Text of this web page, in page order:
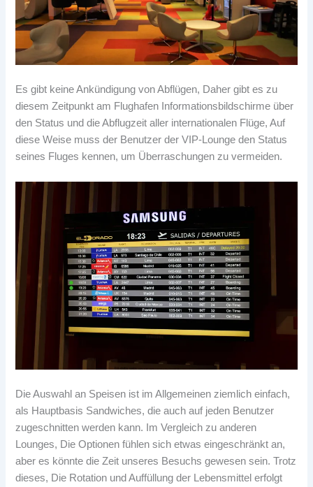
Es gibt keine Ankündigung von Abflügen, Daher gibt es zu
diesem Zeitpunkt am Flughafen Informationsbildschirme über
den Status und die Abflugzeit aller internationalen Flüge, Auf
diese Weise muss der Benutzer der VIP-Lounge den Status
seines Fluges kennen, um Überraschungen zu vermeiden.
Die Auswahl an Speisen ist im Allgemeinen ziemlich einfach,
als Hauptbasis Sandwiches, die auch auf jeden Benutzer
zugeschnitten werden kann. Im Vergleich zu anderen
Lounges, Die Optionen fühlen sich etwas eingeschränkt an,
aber es könnte die Zeit unseres Besuchs gewesen sein. Trotz
dieses, Die Rotation und Auffüllung der Lebensmittel erfolgt